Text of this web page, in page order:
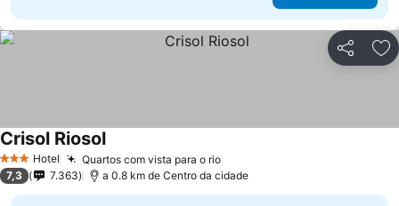
Partilhar
3 EstrelasHotel Quartos com vista para o rioVer preços
Crisol RiosolVer preços
7,3 7.363 a 0.8 km de Centro da cidade